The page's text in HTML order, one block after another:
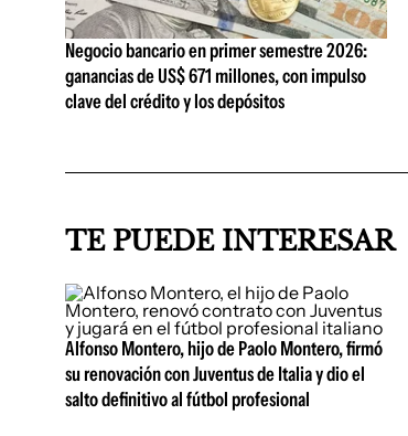
Negocio bancario en primer semestre 2026:
ganancias de US$ 671 millones, con impulso
clave del crédito y los depósitos
TE PUEDE INTERESAR
Alfonso Montero, hijo de Paolo Montero, firmó
su renovación con Juventus de Italia y dio el
salto definitivo al fútbol profesional